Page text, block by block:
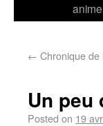
anime
← Chronique
Un peu
Posted on 19